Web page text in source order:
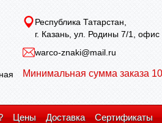
Республика Татарстан,
г. Казань, ул. Родины 7/1, офис
warco-znaki@mail.ru
Минимальная сумма заказа
Цены Доставка Сертификаты